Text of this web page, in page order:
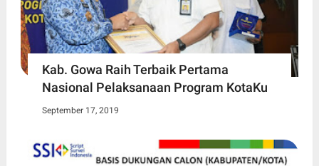
Kab. Gowa Raih Terbaik Pertama
Nasional Pelaksanaan Program KotaKu
September 17, 2019